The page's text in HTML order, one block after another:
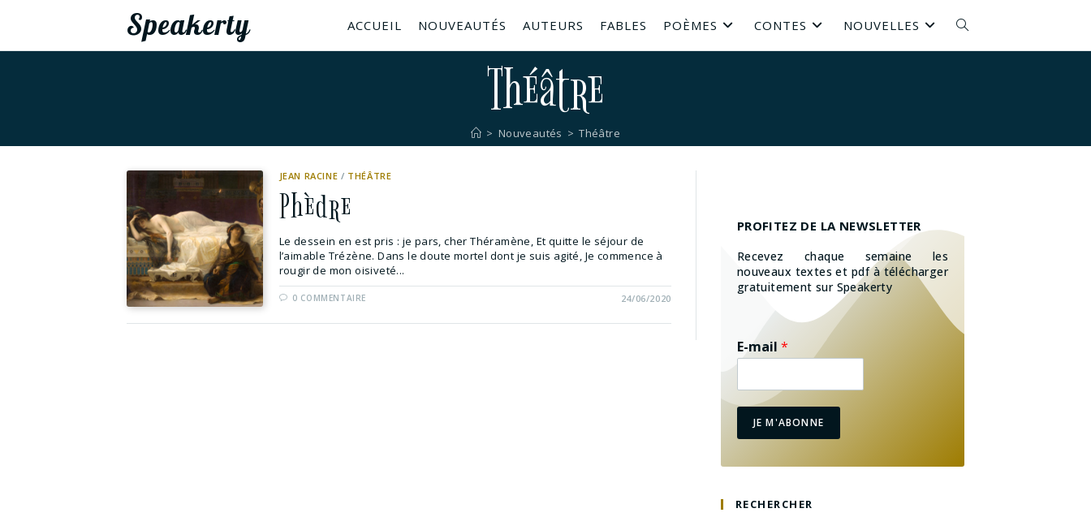
Speakerty ACCUEIL NOUVEAUTÉS AUTEURS FABLES POÈMES CONTES NOUVELLES
Théâtre
> Nouveautés > Théâtre
JEAN RACINE / THÉÂTRE
Phèdre
Le dessein en est pris : je pars, cher Théramène, Et quitte le séjour de
l’aimable Trézène. Dans le doute mortel dont je suis agité, Je commence à
rougir de mon oisiveté...
0 COMMENTAIRE 24/06/2020
PROFITEZ DE LA NEWSLETTER
Recevez chaque semaine les
nouveaux textes et pdf à télécharger
gratuitement sur Speakerty
E-mail *
JE M'ABONNE
RECHERCHER